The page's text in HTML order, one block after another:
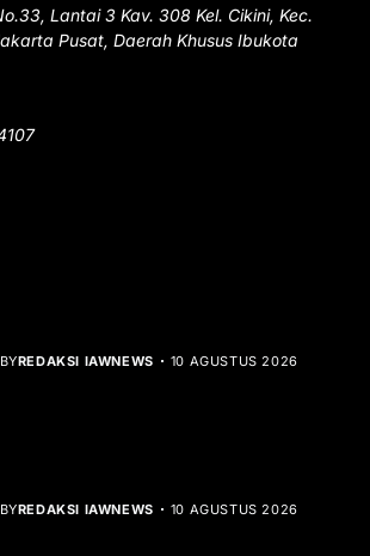
Lantai 3 Kav. 308 Kel. Cikini, Kec.
Pusat, Daerah Khusus Ibukota
BYREDAKSI IAWNEWS 10 AGUSTUS 2026
BYREDAKSI IAWNEWS 10 AGUSTUS 2026